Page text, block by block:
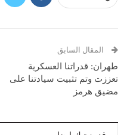
المقال السابق
طهران: قدراتنا العسكرية
تعززت وتم تثبيت سيادتنا على
مضيق هرمز